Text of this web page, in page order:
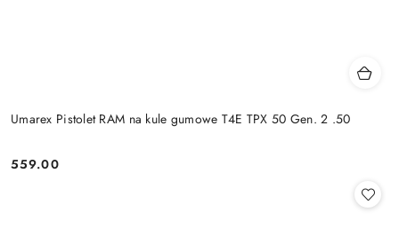
Umarex Pistolet RAM na kule gumowe T4E TPX 50 Gen. 2 .50
Cena:
559.00